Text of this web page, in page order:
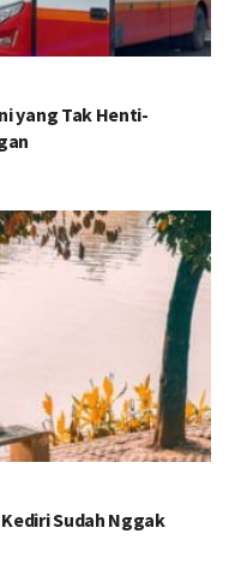
yang Tak Henti-
Sudah Nggak